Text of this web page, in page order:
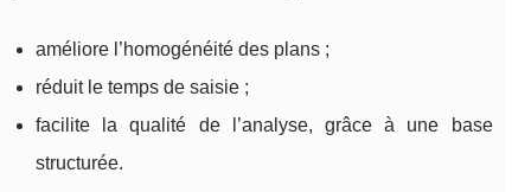
améliore l’homogénéité des plans ;
réduit le temps de saisie ;
facilite la qualité de l’analyse, grâce à une base
structurée.